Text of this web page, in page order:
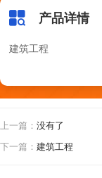
产品详情
建筑工程
上一篇： 没有了
下一篇： 建筑工程